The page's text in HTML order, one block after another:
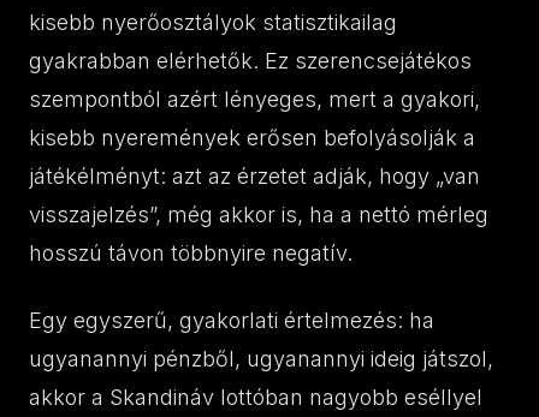
kisebb nyerőosztályok statisztikailag
gyakrabban elérhetők. Ez szerencsejátékos
szempontból azért lényeges, mert a gyakori,
kisebb nyeremények erősen befolyásolják a
játékélményt: azt az érzetet adják, hogy „van
visszajelzés”, még akkor is, ha a nettó mérleg
hosszú távon többnyire negatív.
Egy egyszerű, gyakorlati értelmezés: ha
ugyanannyi pénzből, ugyanannyi ideig játszol,
akkor a Skandináv lottóban nagyobb eséllyel